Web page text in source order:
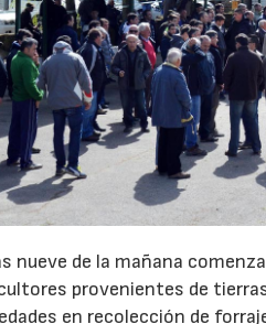
nueve de la mañana
provenientes de
en recolección de